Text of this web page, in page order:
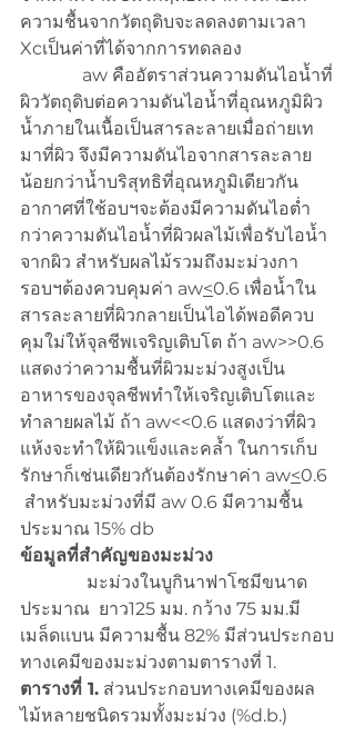
ความชื้นจากวัตถุดิบจะลดลงตามเวลา
Xcเป็นค่าที่ได้จากการทดลอง
aw คืออัตราส่วนความดันไอน้ำที่
ผิววัตถุดิบต่อความดันไอน้ำที่อุณหภูมิผิว
น้ำภายในเนื้อเป็นสารละลายเมื่อถ่ายเท
มาที่ผิว จึงมีความดันไอจากสารละลาย
น้อยกว่าน้ำบริสุทธิที่อุณหภูมิเดียวกัน
อากาศที่ใช้อบฯจะต้องมีความดันไอต่ำ
กว่าความดันไอน้ำที่ผิวผลไม้เพื่อรับไอน้ำ
จากผิว สำหรับผลไม้รวมถึงมะม่วงกา
รอบฯต้องควบคุมค่า aw<0.6 เพื่อน้ำใน
สารละลายที่ผิวกลายเป็นไอได้พอดีควบ
คุมใม่ให้จุลชีพเจริญเติบโต ถ้า aw>>0.6
แสดงว่าความชื้นที่ผิวมะม่วงสูงเป็น
อาหารของจุลชีพทำให้เจริญเติบโตและ
ทำลายผลไม้ ถ้า aw<<0.6 แสดงว่าที่ผิว
แห้งจะทำให้ผิวแข็งและคล้ำ ในการเก็บ
รักษาก็เช่นเดียวกันต้องรักษาค่า aw<0.6
สำหรับมะม่วงที่มี aw 0.6 มีความชื้น
ประมาณ 15% db
ข้อมูลที่สำคัญของมะม่วง
มะม่วงในบูกินาฟาโซมีขนาด
ประมาณ  ยาว125 มม. กว้าง 75 มม.มี
เมล็ดแบน มีความชื้น 82% มีส่วนประกอบ
ทางเคมีของมะม่วงตามตารางที่ 1.
ตารางที่ 1. ส่วนประกอบทางเคมีของผล
ไม้หลายชนิดรวมทั้งมะม่วง (%d.b.)